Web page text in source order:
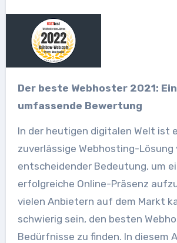
Der beste Webhoster 2021: Eine
umfassende Bewertung
In der heutigen digitalen Welt ist
zuverlässige Webhosting-Lösung
entscheidender Bedeutung, um
erfolgreiche Online-Präsenz
vielen Anbietern auf dem Markt
schwierig sein, den besten
Bedürfnisse zu finden. In diesem